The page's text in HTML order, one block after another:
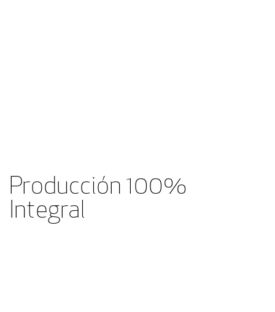
Producción 100%
Integral